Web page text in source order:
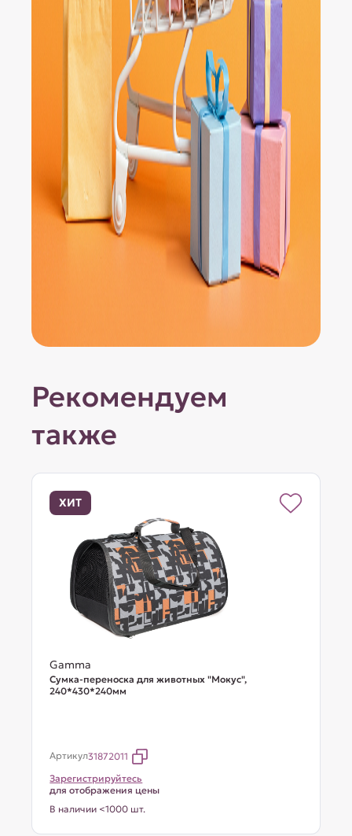
Рекомендуем
также
ХИТ
Gamma
Сумка-переноска для животных "Мокус",
240*430*240мм
Артикул31872011
Зарегистрируйтесь
для отображения цены
В наличии <1000 шт.